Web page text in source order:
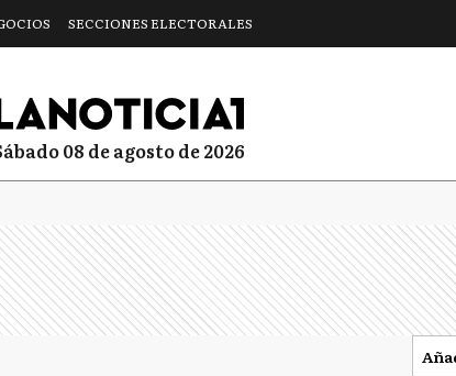
SECCIONES ELECTORALES
sábado 08 de agosto de 2026